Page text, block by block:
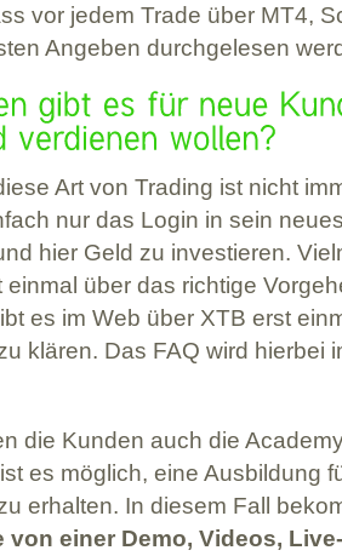
vor jedem Trade über MT4,
Angeben durchgelesen
Art von Trading ist nicht
nur das Login in sein
hier Geld zu investieren.
über das richtige
es im Web über XTB erst
klären. Das FAQ wird hierbei
die Kunden auch die
es möglich, eine Ausbildung
erhalten. In diesem Fall
von einer Demo, Videos,